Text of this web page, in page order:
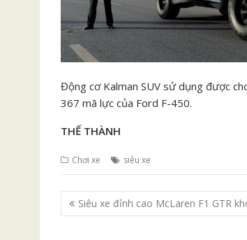
Động cơ Kalman SUV sử dụng được
367 mã lực của Ford F-450.
THẾ THÀNH
Chơi xe siêu xe
Điều
hướng
Siêu xe đỉnh cao McLaren F1 GTR